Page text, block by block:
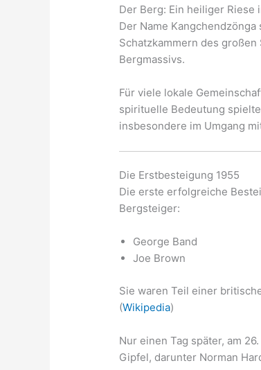
Der Berg: Ein heiliger Riese
Der Name
Schatzkammern des
Bergmassivs.
Für viele lokale
spirituelle Bedeutung
insbesondere im Umgang
Die Erstbesteigung 1955
Die erste erfolgreiche
Bergsteiger:
George Band
Joe Brown
Sie waren Teil einer
(Wikipedia)
Nur einen Tag später, am
Gipfel, darunter Norman